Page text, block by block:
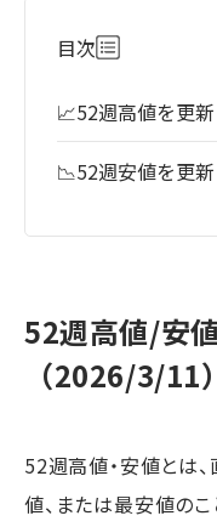
目次
📈52週高値を更
📉52週安値を更
52週高値/安
（2026/3/11）
52週高値・安値とは
値、または最安値の